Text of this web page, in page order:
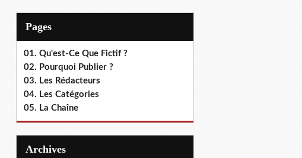
Pages
01. Qu'est-Ce Que Fictif ?
02. Pourquoi Publier ?
03. Les Rédacteurs
04. Les Catégories
05. La Chaîne
Archives